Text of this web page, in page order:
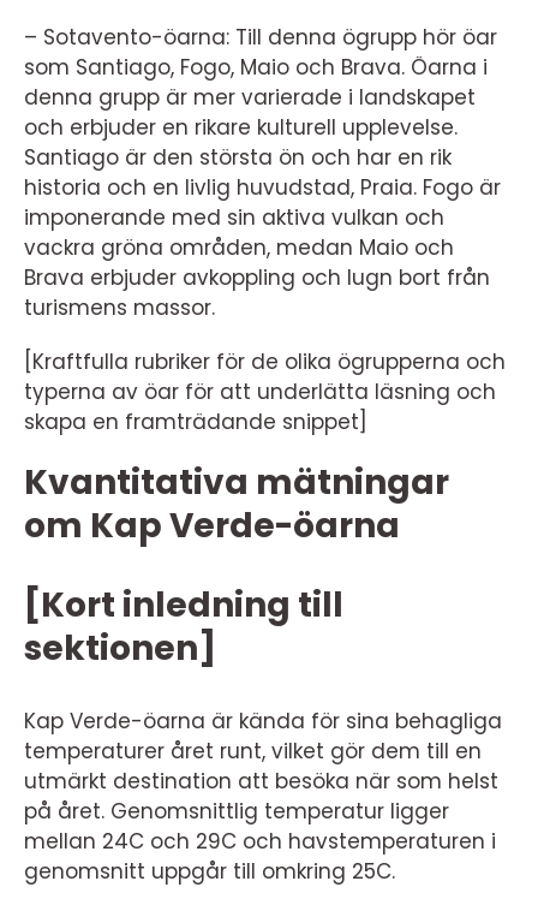
– Sotavento-öarna: Till denna ögrupp hör öar
som Santiago, Fogo, Maio och Brava. Öarna i
denna grupp är mer varierade i landskapet
och erbjuder en rikare kulturell upplevelse.
Santiago är den största ön och har en rik
historia och en livlig huvudstad, Praia. Fogo är
imponerande med sin aktiva vulkan och
vackra gröna områden, medan Maio och
Brava erbjuder avkoppling och lugn bort från
turismens massor.
[Kraftfulla rubriker för de olika ögrupperna och
typerna av öar för att underlätta läsning och
skapa en framträdande snippet]
Kvantitativa mätningar
om Kap Verde-öarna
[Kort inledning till
sektionen]
Kap Verde-öarna är kända för sina behagliga
temperaturer året runt, vilket gör dem till en
utmärkt destination att besöka när som helst
på året. Genomsnittlig temperatur ligger
mellan 24C och 29C och havstemperaturen i
genomsnitt uppgår till omkring 25C.